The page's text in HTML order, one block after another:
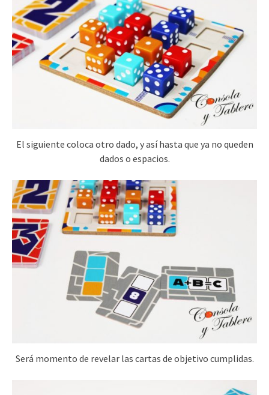
El siguiente coloca otro dado, y así hasta que ya no queden
dados o espacios.
Será momento de revelar las cartas de objetivo cumplidas.